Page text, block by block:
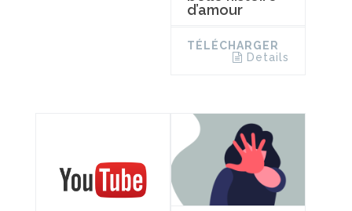
d’amour
TÉLÉCHARGER
Details